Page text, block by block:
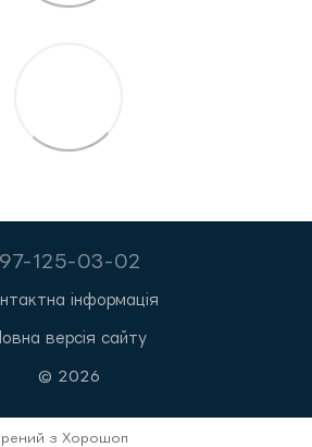
125-03-02
інформація
версія сайту
© 2026
з Хорошоп